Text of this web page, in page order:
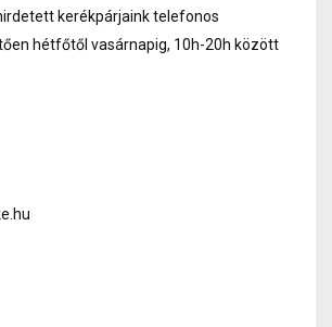
kerékpárjaink telefonos
hétfőtől vasárnapig, 10h-20h között